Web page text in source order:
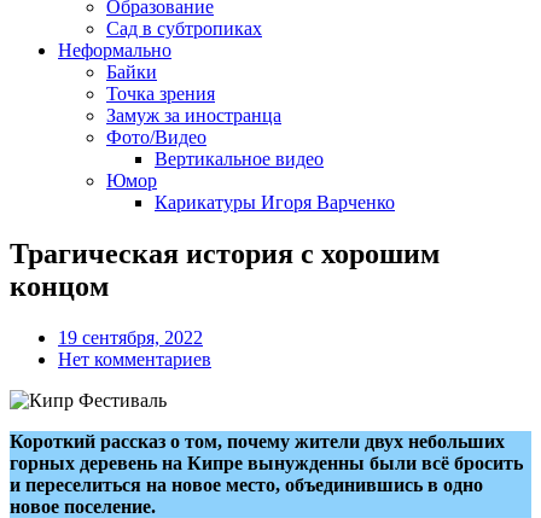
Образование
Сад в субтропиках
Неформально
Байки
Точка зрения
Замуж за иностранца
Фото/Видео
Вертикальное видео
Юмор
Карикатуры Игоря Варченко
Трагическая история с хорошим
концом
19 сентября, 2022
Нет комментариев
Короткий рассказ о том, почему жители двух небольших
горных деревень на Кипре вынужденны были всё бросить
и переселиться на новое место, объединившись в одно
новое поселение.